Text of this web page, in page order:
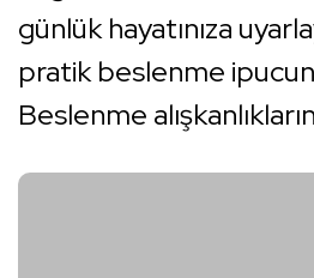
günlük hayatınıza
pratik beslenme
Beslenme